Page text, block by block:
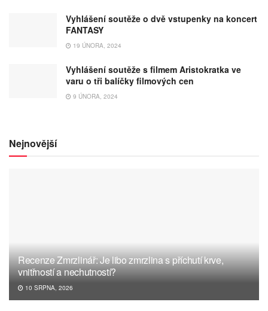
Vyhlášení soutěže o dvě vstupenky na koncert
FANTASY
19 ÚNORA, 2024
Vyhlášení soutěže s filmem Aristokratka ve
varu o tři balíčky filmových cen
9 ÚNORA, 2024
Nejnovější
Recenze Zmrzlinář: Je libo zmrzlina s příchutí krve,
vnitřností a nechutností?
10 SRPNA, 2026